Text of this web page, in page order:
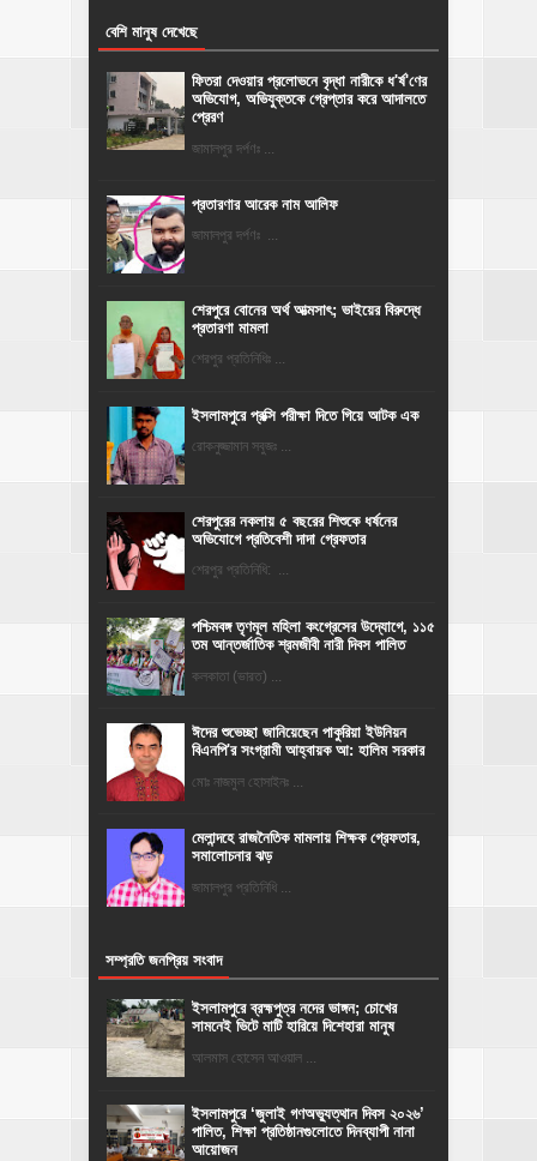
বেশি মানুষ দেখেছে
ফিতরা দেওয়ার প্রলোভনে বৃদ্ধা নারীকে ধ'র্ষ'ণের
অভিযোগ, অভিযুক্তকে গ্রেপ্তার করে আদালতে
প্রেরণ
জামালপুর দর্পণঃ ...
প্রতারণার আরেক নাম আলিফ
জামালপুর দর্পণঃ ...
শেরপুরে বোনের অর্থ আত্মসাৎ; ভাইয়ের বিরুদ্ধে
প্রতারণা মামলা
শেরপুর প্রতিনিধিঃ ...
ইসলামপুরে প্রক্সি পরীক্ষা দিতে গিয়ে আটক এক
রোকনুজ্জামান সবুজঃ ...
শেরপুরের নকলায় ৫ বছরের শিশুকে ধর্ষনের
অভিযোগে প্রতিবেশী দাদা গ্রেফতার
শেরপুর প্রতিনিধি: ...
পশ্চিমবঙ্গ তৃণমূল মহিলা কংগ্রেসের উদ্যোগে, ১১৫
তম আন্তর্জাতিক শ্রমজীবী নারী দিবস পালিত
কলকাতা (ভারত) ...
ঈদের শুভেচ্ছা জানিয়েছেন পাকুরিয়া ইউনিয়ন
বিএনপি'র সংগ্রামী আহ্বায়ক আ: হালিম সরকার
মোঃ নাজমুল হোসাইনঃ ...
মেলান্দহে রাজনৈতিক মামলায় শিক্ষক গ্রেফতার,
সমালোচনার ঝড়
জামালপুর প্রতিনিধি ...
সম্প্রতি জনপ্রিয় সংবাদ
ইসলামপুরে ব্রহ্মপুত্র নদের ভাঙ্গন; চোখের
সামনেই ভিটে মাটি হারিয়ে দিশেহারা মানুষ
আলমাস হোসেন আওয়াল ...
‎ইসলামপুরে ‘জুলাই গণঅভ্যুত্থান দিবস ২০২৬’
পালিত, শিক্ষা প্রতিষ্ঠানগুলোতে দিনব্যাপী নানা
আয়োজন